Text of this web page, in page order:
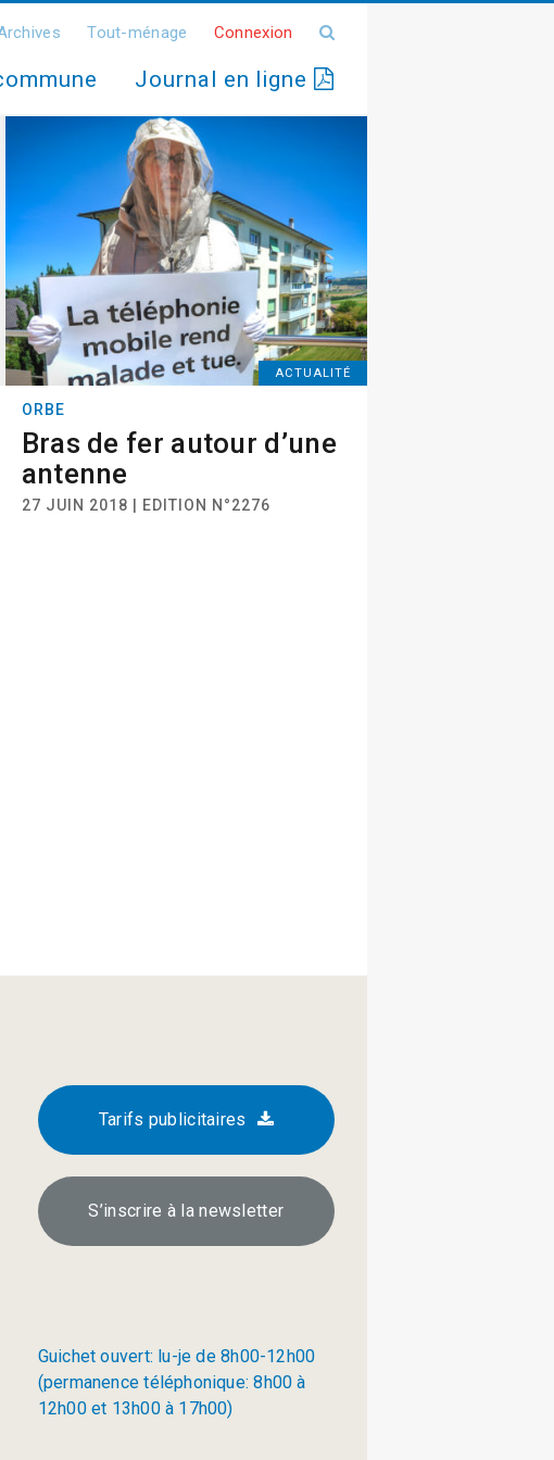
Tout-ménage Connexion
Journal en ligne
ACTUALITÉ
ORBE
Bras de fer autour d’une
antenne
27 JUIN 2018 | EDITION N°2276
Tarifs publicitaires
S’inscrire à la newsletter
Guichet ouvert: lu-je de 8h00-12h00
(permanence téléphonique: 8h00 à
12h00 et 13h00 à 17h00)